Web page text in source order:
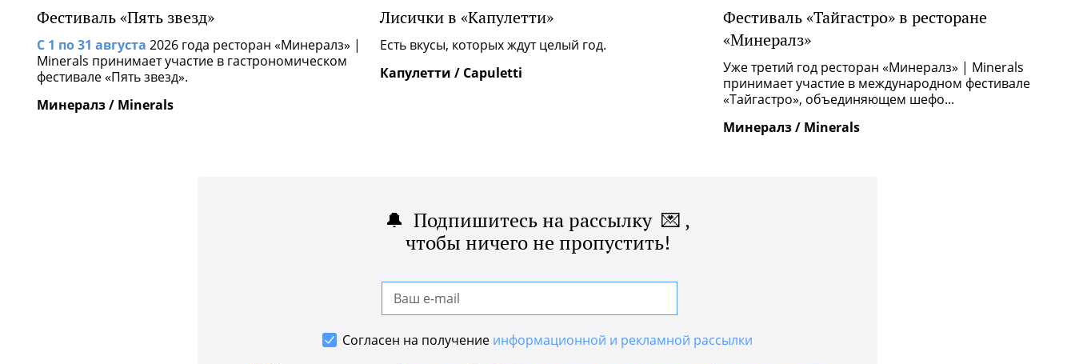
Фестиваль «Пять звезд»
С 1 по 31 августа 2026 года ресторан «Минералз» |
Minerals принимает участие в гастрономическом
фестивале «Пять звезд».
Минералз / Minerals
Лисички в «Капулетти»
Есть вкусы, которых ждут целый год.
Капулетти / Capuletti
Фестиваль «Тайгастро» в ресторане
«Минералз»
Уже третий год ресторан «Минералз» | Minerals
принимает участие в международном фестивале
«Тайгастро», объединяющем шефо...
Минералз / Minerals
🔔 Подпишитесь на рассылку 💌 ,
чтобы ничего не пропустить!
Согласен на получение информационной и рекламной рассылки